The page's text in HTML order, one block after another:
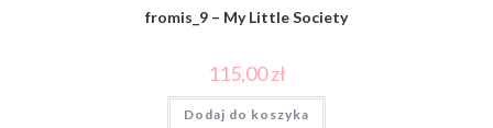
fromis_9 – My Little Society
115,00zł
Dodaj do koszyka